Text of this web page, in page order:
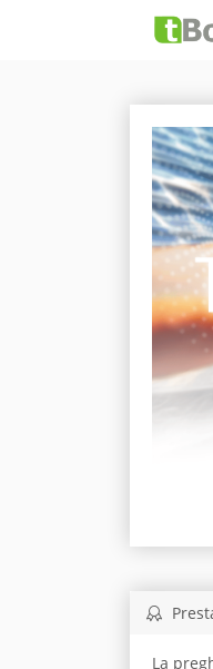
La